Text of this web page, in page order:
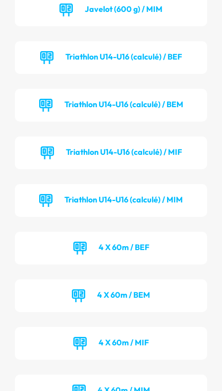
Javelot (600 g) / MIM
Triathlon U14-U16 (calculé) / BEF
Triathlon U14-U16 (calculé) / BEM
Triathlon U14-U16 (calculé) / MIF
Triathlon U14-U16 (calculé) / MIM
4 X 60m / BEF
4 X 60m / BEM
4 X 60m / MIF